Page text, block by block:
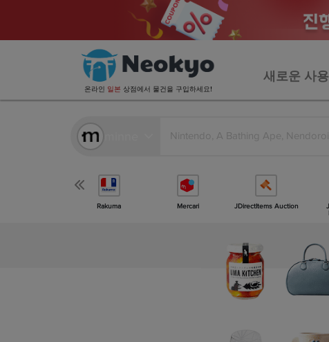
온라인 일본 상점에서 물건을 구입하세요!
새로운 사
Rakuma Mercari JDirectItems Auction